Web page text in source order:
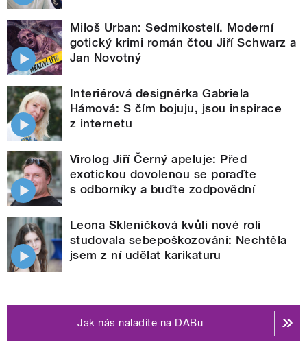
Miloš Urban: Sedmikostelí. Moderní
gotický krimi román čtou Jiří Schwarz a
Jan Novotný
Interiérová designérka Gabriela
Hámová: S čím bojuju, jsou inspirace
z internetu
Virolog Jiří Černý apeluje: Před
exotickou dovolenou se poraďte
s odborníky a buďte zodpovědní
Leona Skleničková kvůli nové roli
studovala sebepoškozování: Nechtěla
jsem z ní udělat karikaturu
Jak nás naladíte na DABu